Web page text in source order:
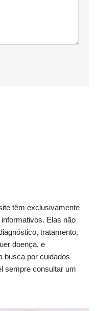
têm exclusivamente
Elas não
tratamento,
doença, e
busca por cuidados
sempre consultar um